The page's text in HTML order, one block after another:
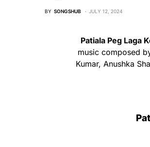
BY SONGSHUB JULY 12, 2024
Patiala Peg Laga
music composed
Kumar, Anushka